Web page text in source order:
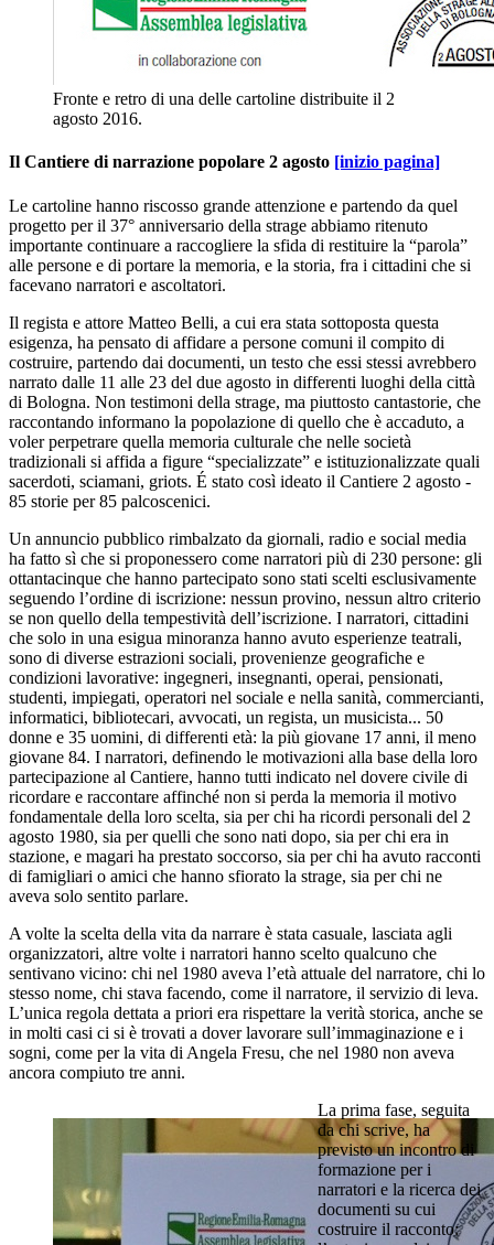
Fronte e retro di una delle cartoline distribuite il 2
agosto 2016.
Il Cantiere di narrazione popolare 2 agosto [inizio pagina]
Le cartoline hanno riscosso grande attenzione e partendo da quel
progetto per il 37° anniversario della strage abbiamo ritenuto
importante continuare a raccogliere la sfida di restituire la “parola”
alle persone e di portare la memoria, e la storia, fra i cittadini che si
facevano narratori e ascoltatori.
Il regista e attore Matteo Belli, a cui era stata sottoposta questa
esigenza, ha pensato di affidare a persone comuni il compito di
costruire, partendo dai documenti, un testo che essi stessi avrebbero
narrato dalle 11 alle 23 del due agosto in differenti luoghi della città
di Bologna. Non testimoni della strage, ma piuttosto cantastorie, che
raccontando informano la popolazione di quello che è accaduto, a
voler perpetrare quella memoria culturale che nelle società
tradizionali si affida a figure “specializzate” e istituzionalizzate quali
sacerdoti, sciamani, griots. É stato così ideato il Cantiere 2 agosto -
85 storie per 85 palcoscenici.
Un annuncio pubblico rimbalzato da giornali, radio e social media
ha fatto sì che si proponessero come narratori più di 230 persone: gli
ottantacinque che hanno partecipato sono stati scelti esclusivamente
seguendo l’ordine di iscrizione: nessun provino, nessun altro criterio
se non quello della tempestività dell’iscrizione. I narratori, cittadini
che solo in una esigua minoranza hanno avuto esperienze teatrali,
sono di diverse estrazioni sociali, provenienze geografiche e
condizioni lavorative: ingegneri, insegnanti, operai, pensionati,
studenti, impiegati, operatori nel sociale e nella sanità, commercianti,
informatici, bibliotecari, avvocati, un regista, un musicista... 50
donne e 35 uomini, di differenti età: la più giovane 17 anni, il meno
giovane 84. I narratori, definendo le motivazioni alla base della loro
partecipazione al Cantiere, hanno tutti indicato nel dovere civile di
ricordare e raccontare affinché non si perda la memoria il motivo
fondamentale della loro scelta, sia per chi ha ricordi personali del 2
agosto 1980, sia per quelli che sono nati dopo, sia per chi era in
stazione, e magari ha prestato soccorso, sia per chi ha avuto racconti
di famigliari o amici che hanno sfiorato la strage, sia per chi ne
aveva solo sentito parlare.
A volte la scelta della vita da narrare è stata casuale, lasciata agli
organizzatori, altre volte i narratori hanno scelto qualcuno che
sentivano vicino: chi nel 1980 aveva l’età attuale del narratore, chi lo
stesso nome, chi stava facendo, come il narratore, il servizio di leva.
L’unica regola dettata a priori era rispettare la verità storica, anche se
in molti casi ci si è trovati a dover lavorare sull’immaginazione e i
sogni, come per la vita di Angela Fresu, che nel 1980 non aveva
ancora compiuto tre anni.
La prima fase, seguita
da chi scrive, ha
previsto un incontro di
formazione per i
narratori e la ricerca dei
documenti su cui
costruire il racconto: